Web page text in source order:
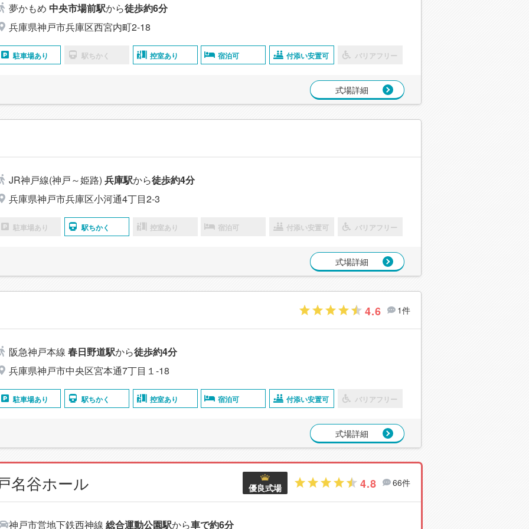
夢かもめ 中央市場前駅から徒歩約6分
兵庫県神戸市兵庫区西宮内町2-18
駐車場あり 駅ちかく 控室あり 宿泊可 付添い安置可 バリアフリー
式場詳細
JR神戸線(神戸～姫路) 兵庫駅から徒歩約4分
兵庫県神戸市兵庫区小河通4丁目2-3
駐車場あり 駅ちかく 控室あり 宿泊可 付添い安置可 バリアフリー
式場詳細
4.6 1件
阪急神戸本線 春日野道駅から徒歩約4分
兵庫県神戸市中央区宮本通7丁目１-18
駐車場あり 駅ちかく 控室あり 宿泊可 付添い安置可 バリアフリー
式場詳細
名谷ホール 優良式場 4.8 66件
神戸市営地下鉄西神線 総合運動公園駅から車で約6分